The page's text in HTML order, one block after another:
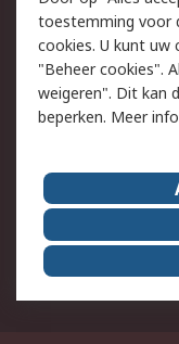
Cookiebeleid
Privacybeleid
Algemene
Over RS
RS Group
RS wereldwijd
ESG
toestemming voor
cookies. U kunt uw
"Beheer cookies".
weigeren". Dit kan
beperken. Meer